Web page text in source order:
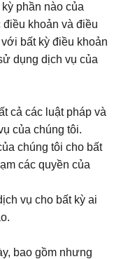
phần nào của
điều khoản và điều
bất kỳ điều khoản
dụng dịch vụ của
cả các luật pháp và
của chúng tôi.
chúng tôi cho bất
các quyền của
vụ cho bất kỳ ai
bao gồm nhưng